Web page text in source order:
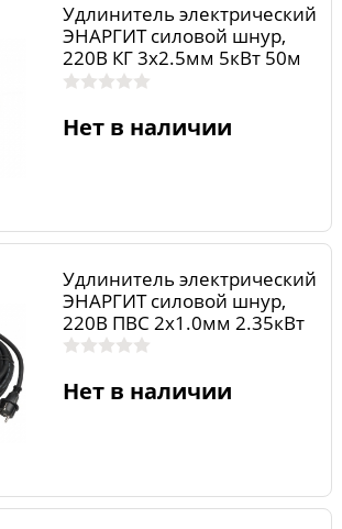
Удлинитель электрический
ЭНАРГИТ силовой шнур,
220В КГ 3х2.5мм 5кВт 50м
3роз. ip44 23А УСС220-325-
Нет в наличии
Удлинитель электрический
ЭНАРГИТ силовой шнур,
220В ПВС 2х1.0мм 2.35кВт
10м 1роз. ip44 10А ПВС210-
Нет в наличии